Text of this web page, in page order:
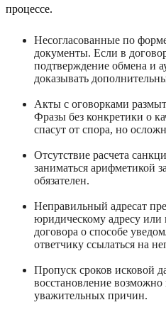
процессе.
Несогласованные по
документы. Если в
подтверждение обмена и
доказывать
Акты с оговорками
Фразы без конкретики о
спасут от спора, но
Отсутствие расчета
заниматься арифметикой
обязателен.
Неправильный адресат
юридическому адресу или
договора о способе
ответчику ссылаться на
Пропуск сроков исковой
восстановление возможно
уважительных причин.